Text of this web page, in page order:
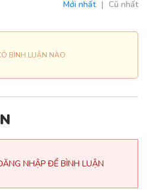
Mới nhất | Cũ nhất
BÌNH LUẬN NÀO
NHẬP ĐỂ BÌNH LUẬN